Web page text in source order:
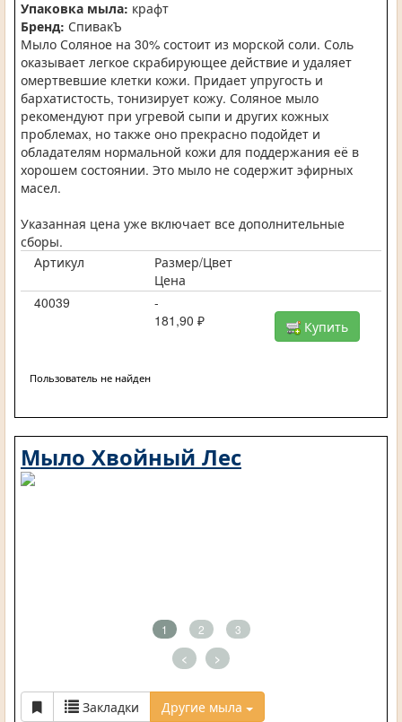
Упаковка мыла: крафт
Бренд: СпивакЪ
Мыло Соляное на 30% состоит из морской соли. Соль
оказывает легкое скрабирующее действие и удаляет
омертвевшие клетки кожи. Придает упругость и
бархатистость, тонизирует кожу. Соляное мыло
рекомендуют при угревой сыпи и других кожных
проблемах, но также оно прекрасно подойдет и
обладателям нормальной кожи для поддержания её в
хорошем состоянии. Это мыло не содержит эфирных
масел.
Указанная цена уже включает все дополнительные
сборы.
Артикул
Размер/Цвет
Цена
40039
-
181,90 ₽
Купить
Пользователь не найден
Мыло Хвойный Лес
1 2 3
< >
Закладки Другие мыла